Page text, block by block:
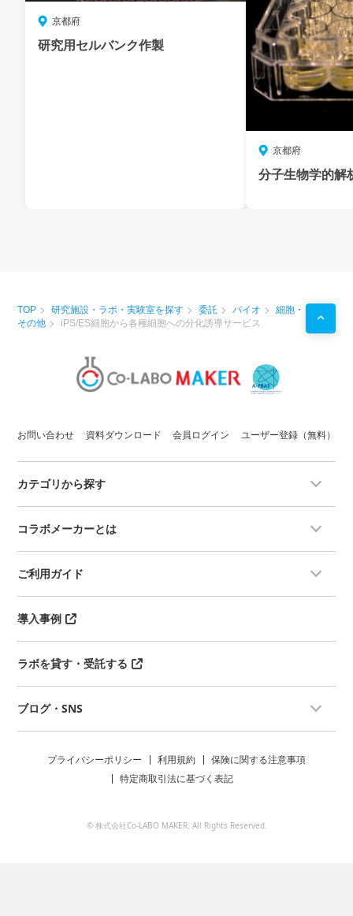
京都府
研究用セルバンク作製
京都府
分子生物学的解
TOP 研究施設・ラボ・実験室を探す 委託 バイオ
細胞・
その他
iPS/ES細胞から各種細胞への分化誘導サービス
お問い合わせ 資料ダウンロード 会員ログイン ユーザー登録（無料）
カテゴリから探す
コラボメーカーとは
ご利用ガイド
導入事例
ラボを貸す・受託する
ブログ・SNS
プライバシーポリシー 利用規約
保険に関する注意事項
特定商取引法に基づく表記
© 株式会社Co-LABO MAKER. All Rights Reserved.